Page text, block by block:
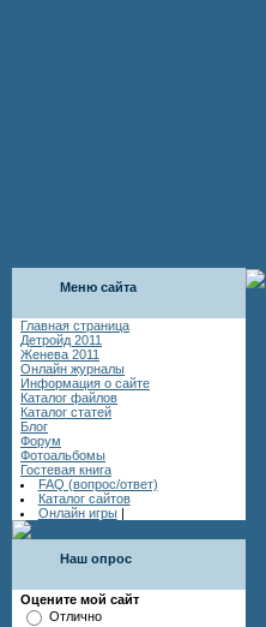
Меню сайта
Главная страница
Детройд 2011
Женева 2011
Онлайн журналы
Информация о сайте
Каталог файлов
Каталог статей
Блог
Форум
Фотоальбомы
Гостевая книга
FAQ (вопрос/ответ)
Каталог сайтов
Онлайн игры |
Наш опрос
Оцените мой сайт
Отлично